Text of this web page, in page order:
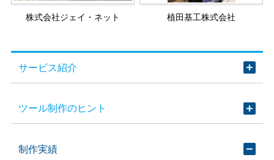
株式会社ジェイ・ネット 植田基工株式会社
サービス紹介
ツール制作のヒント
制作実績